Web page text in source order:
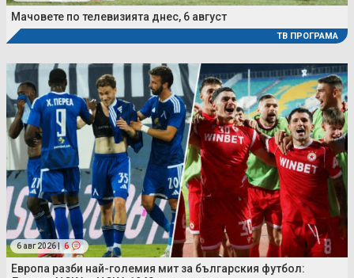
Мачовете по телевизията днес, 6 август
ТВ ПРОГРАМА
6 авг 2026 | 6
Европа разби най-големия мит за българския футбол: